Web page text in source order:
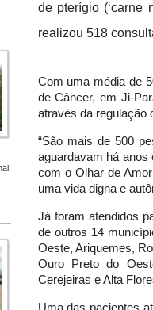
de pterígio (‘carne
realizou 518
Com uma média de
de Câncer, em Ji-
através da regulação
“São mais de 500
aguardavam há anos
com o Olhar de
uma vida digna e
Já foram atendidos
de outros 14
Oeste, Ariquemes,
Ouro Preto do
Cerejeiras e Alta
Uma das pacientes